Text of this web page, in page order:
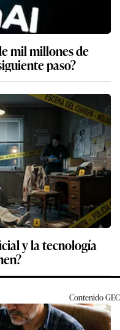
mil millones de
paso?
y la tecnología
ContenidoGEC